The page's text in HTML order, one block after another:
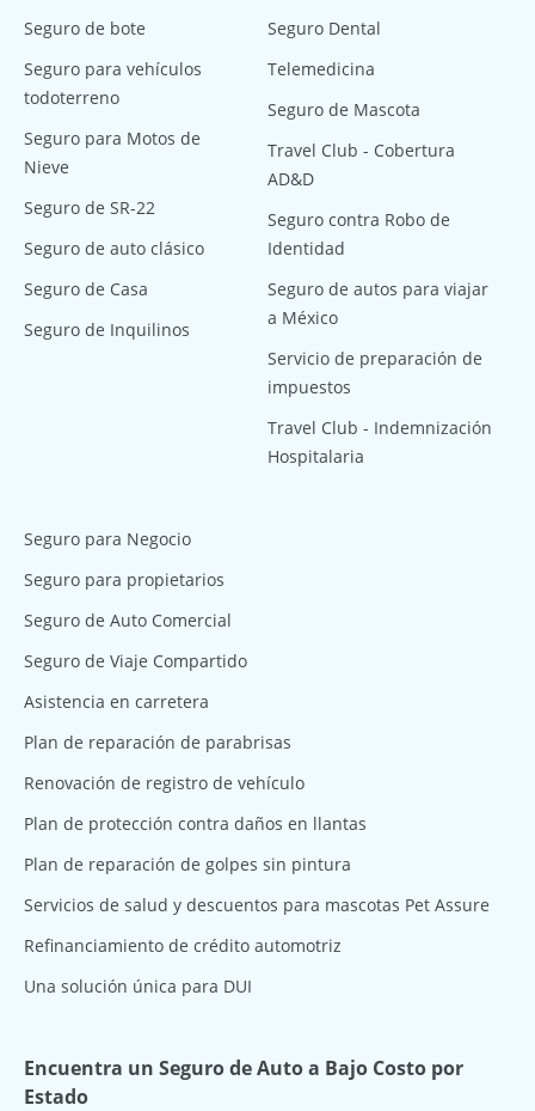
Seguro de bote
Seguro para vehículos
todoterreno
Seguro para Motos de
Nieve
Seguro de SR-22
Seguro de auto clásico
Seguro de Casa
Seguro de Inquilinos
Seguro Dental
Telemedicina
Seguro de Mascota
Travel Club - Cobertura
AD&D
Seguro contra Robo de
Identidad
Seguro de autos para viajar
a México
Servicio de preparación de
impuestos
Travel Club - Indemnización
Hospitalaria
Seguro para Negocio
Seguro para propietarios
Seguro de Auto Comercial
Seguro de Viaje Compartido
Asistencia en carretera
Plan de reparación de parabrisas
Renovación de registro de vehículo
Plan de protección contra daños en llantas
Plan de reparación de golpes sin pintura
Servicios de salud y descuentos para mascotas Pet Assure
Refinanciamiento de crédito automotriz
Una solución única para DUI
Encuentra un Seguro de Auto a Bajo Costo por
Estado